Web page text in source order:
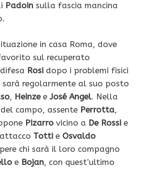
Padoin sulla fascia mancina
in casa Roma, dove
sul recuperato
Rosi dopo i problemi fisici
regolarmente al suo posto
, HeinzeeJosé Angel. Nella
campo, assente Perrotta,
Pizarro vicino a De Rossi e
Totti e Osvaldo
chi sarà il loro compagno
e Bojan, con quest’ultimo